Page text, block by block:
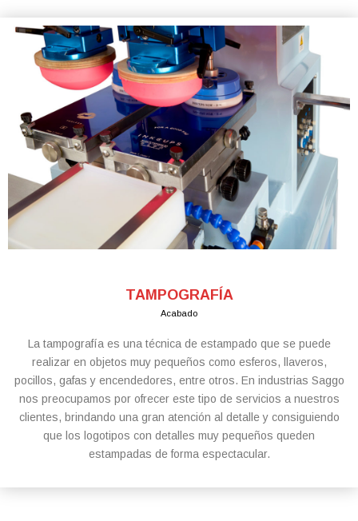
TAMPOGRAFÍA
Acabado
La tampografía es una técnica de estampado que se puede
realizar en objetos muy pequeños como esferos, llaveros,
pocillos, gafas y encendedores, entre otros. En industrias Saggo
nos preocupamos por ofrecer este tipo de servicios a nuestros
clientes, brindando una gran atención al detalle y consiguiendo
que los logotipos con detalles muy pequeños queden
estampadas de forma espectacular.